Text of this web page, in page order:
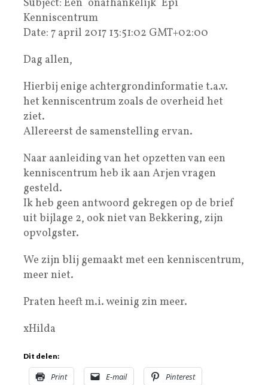
Subject: Een ´onafhankelijk´ Epi
Kenniscentrum
Date: 7 april 2017 13:51:02 GMT+02:00
Dag allen,
Hierbij enige achtergrondinformatie t.a.v.
het kenniscentrum zoals de overheid het
ziet.
Allereerst de samenstelling ervan.
Naar aanleiding van het opzetten van een
kenniscentrum heb ik aan Arjen vragen
gesteld.
Ik heb geen antwoord gekregen op de brief
uit bijlage 2, ook niet van Bekkering, zijn
opvolgster.
We zijn blij gemaakt met een kenniscentrum,
meer niet.
Praten heeft m.i. weinig zin meer.
xHilda
Dit delen:
Print E-mail Pinterest